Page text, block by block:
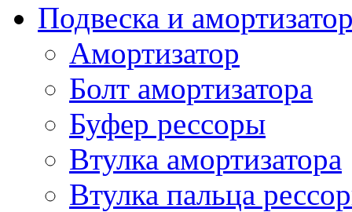
Подвеска и
Амортизатор
Болт амортизатора
Буфер рессоры
Втулка амортизатора
Втулка пальца